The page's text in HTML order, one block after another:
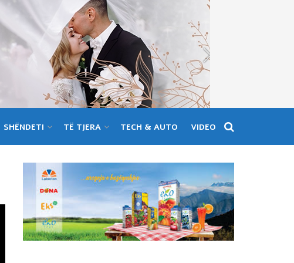
SHËNDETI TË TJERA TECH & AUTO VIDEO